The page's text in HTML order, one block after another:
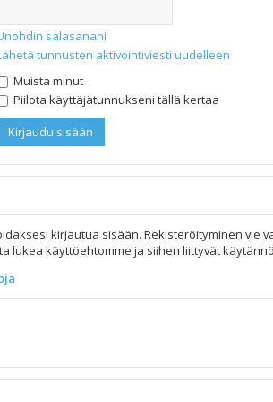
salasanani
tunnusten aktivointiviesti uudelleen
Muista minut
Piilota käyttäjätunnukseni tällä kertaa
kirjautua sisään. Rekisteröityminen
lukea käyttöehtomme ja siihen liittyvät